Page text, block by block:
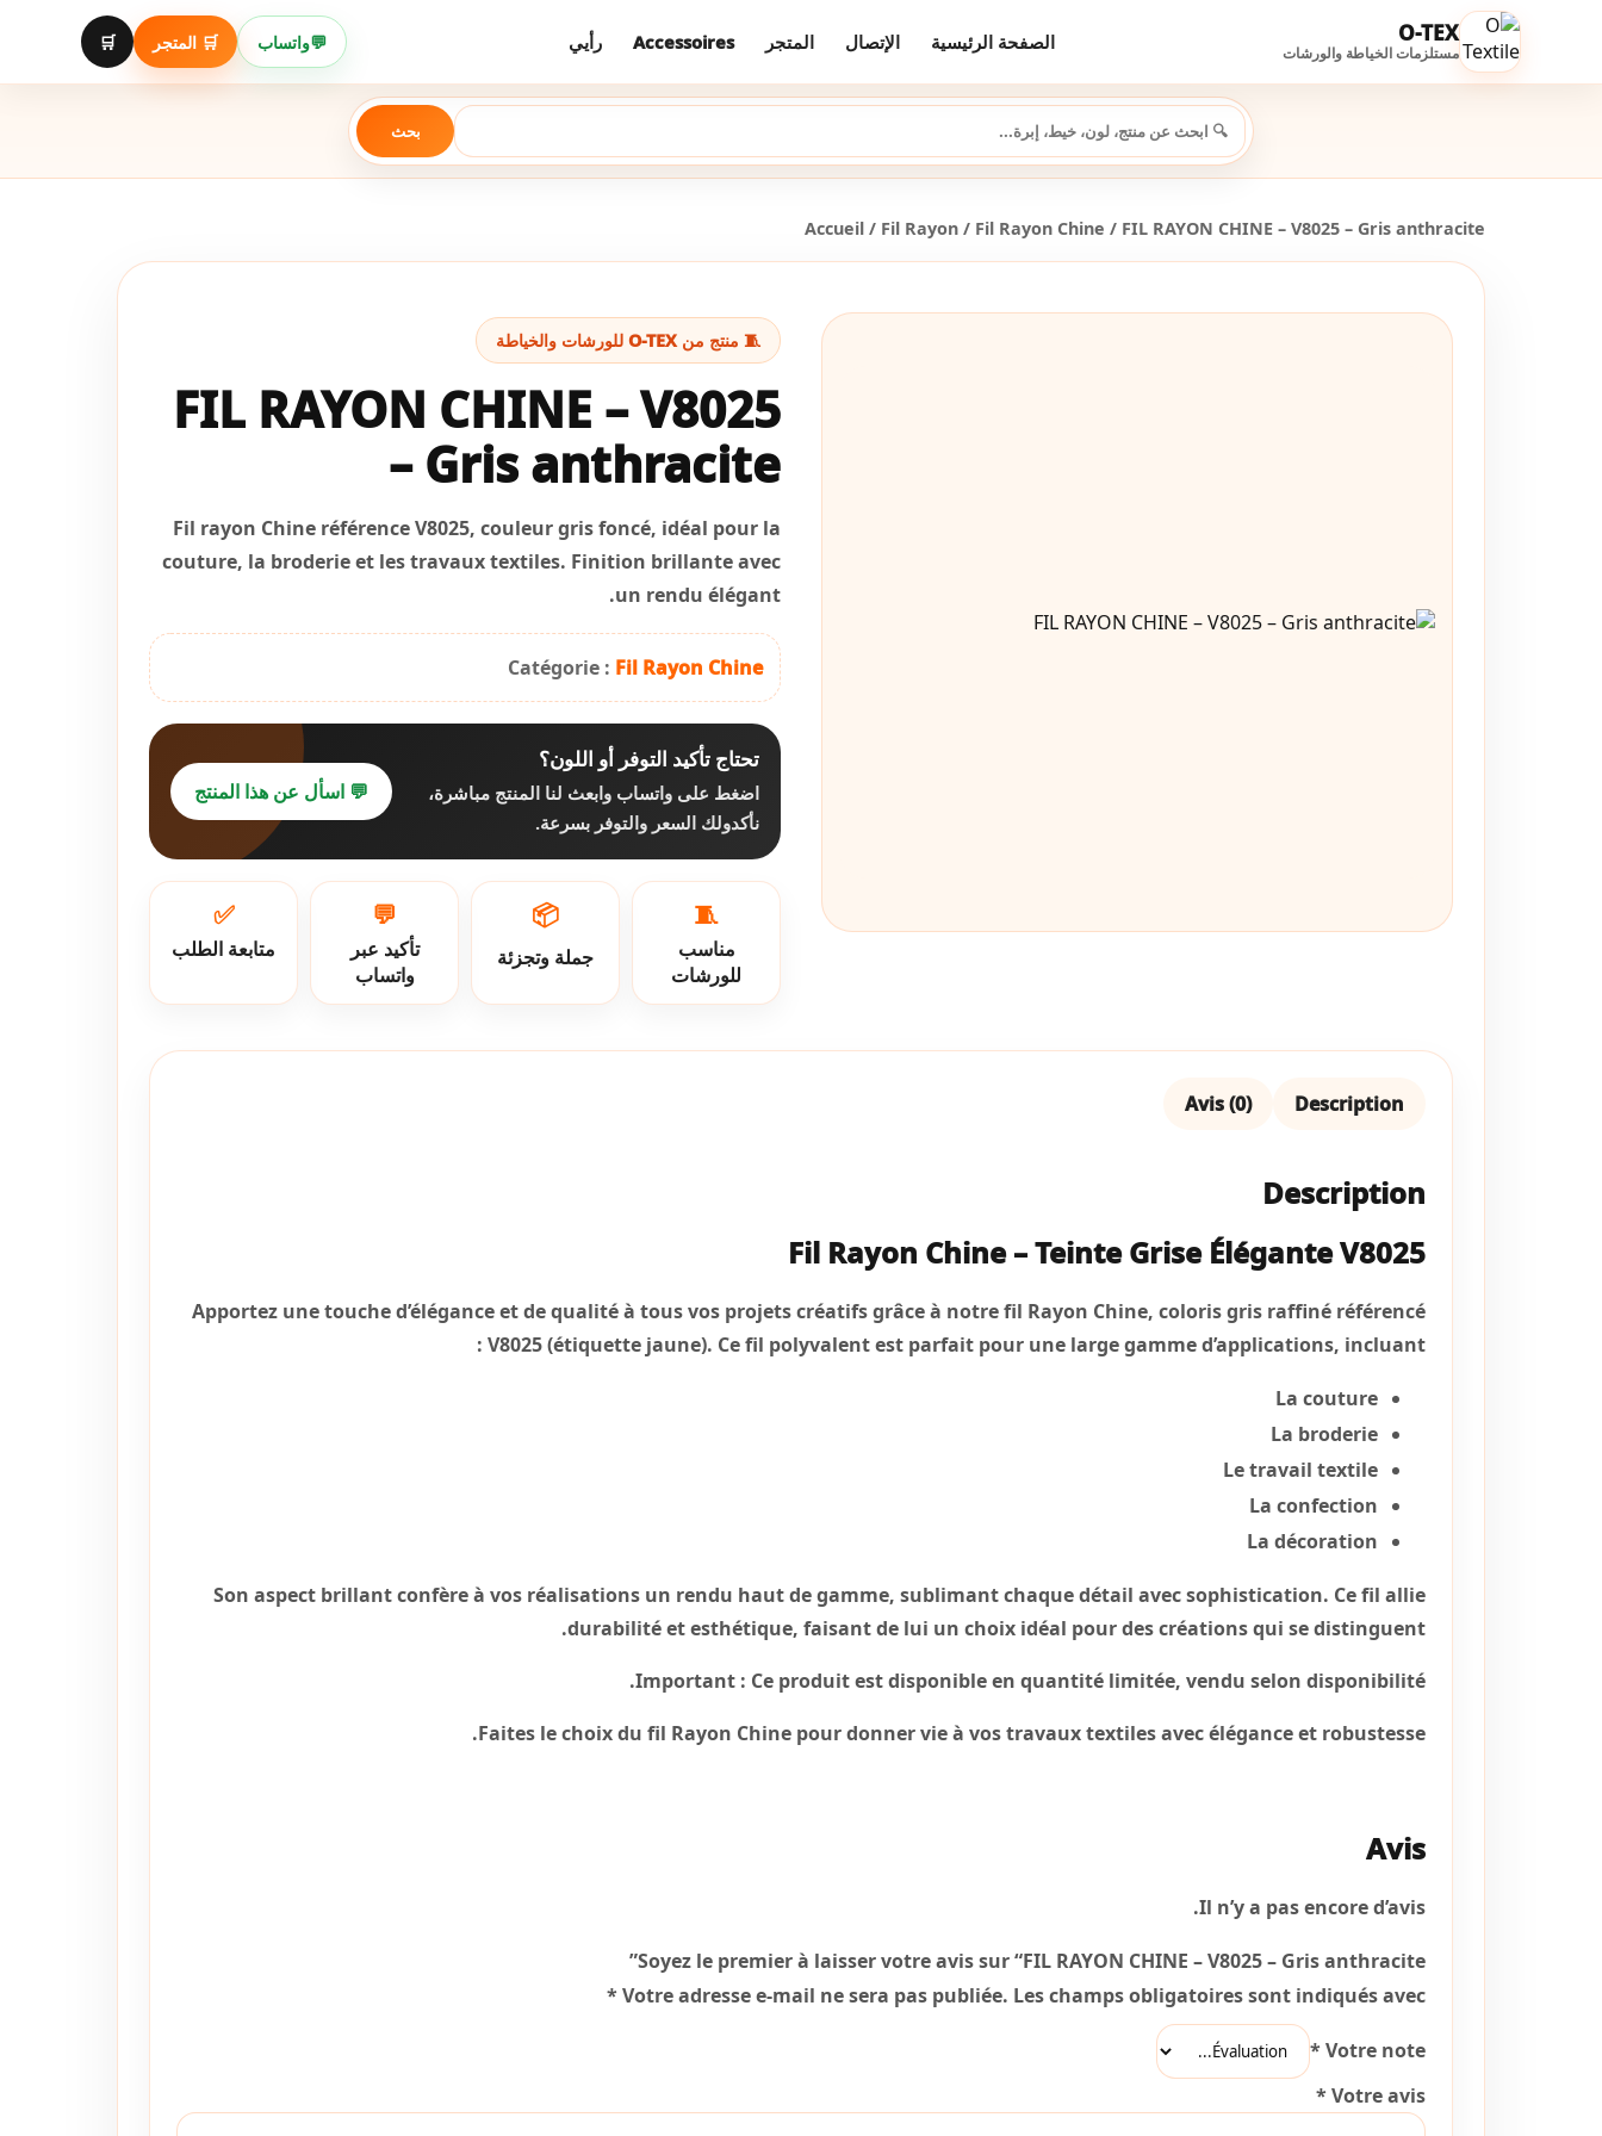
O-TEX
مستلزمات الخياطة والورشات الصفحة الرئيسية الإتصال المتجر Accessoires رأيي 💬واتساب 🛒 المتجر 🛒
بحث
Accueil / Fil Rayon / Fil Rayon Chine / FIL RAYON CHINE – V8025 – Gris anthracite
🧵 منتج من O-TEX للورشات والخياطة
FIL RAYON CHINE – V8025
– Gris anthracite
Fil rayon Chine référence V8025, couleur gris foncé, idéal pour la
couture, la broderie et les travaux textiles. Finition brillante avec
un rendu élégant.
Catégorie : Fil Rayon Chine
تحتاج تأكيد التوفر أو اللون؟
اضغط على واتساب وابعث لنا المنتج مباشرة،
نأكدولك السعر والتوفر بسرعة.
💬 اسأل عن هذا المنتج
🧵
مناسب
للورشات
📦
جملة وتجزئة
💬
تأكيد عبر
واتساب
✅
متابعة الطلب
Description
Avis (0)
Description
Fil Rayon Chine – Teinte Grise Élégante V8025
Apportez une touche d’élégance et de qualité à tous vos projets créatifs grâce à notre fil Rayon Chine, coloris gris raffiné référencé
V8025 (étiquette jaune). Ce fil polyvalent est parfait pour une large gamme d’applications, incluant :
La couture
La broderie
Le travail textile
La confection
La décoration
Son aspect brillant confère à vos réalisations un rendu haut de gamme, sublimant chaque détail avec sophistication. Ce fil allie
durabilité et esthétique, faisant de lui un choix idéal pour des créations qui se distinguent.
Important : Ce produit est disponible en quantité limitée, vendu selon disponibilité.
Faites le choix du fil Rayon Chine pour donner vie à vos travaux textiles avec élégance et robustesse.
Avis
Il n’y a pas encore d’avis.
Soyez le premier à laisser votre avis sur “FIL RAYON CHINE – V8025 – Gris anthracite”
Votre adresse e-mail ne sera pas publiée. Les champs obligatoires sont indiqués avec
*
Votre note
*
Votre avis
*